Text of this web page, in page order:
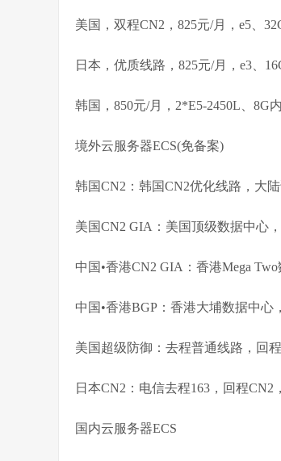
美国，双程CN2，825元/月，e5、
日本，优质线路，825元/月，e3、
韩国，850元/月，2*E5-2450L、8G
境外云服务器ECS(免备案)
韩国CN2：韩国CN2优化线路，大
美国CN2 GIA：美国顶级数据中心
中国•香港CN2 GIA：香港Mega
中国•香港BGP：香港大埔数据中
美国超级防御：去程普通线路，回
日本CN2：电信去程163，回程
国内云服务器ECS